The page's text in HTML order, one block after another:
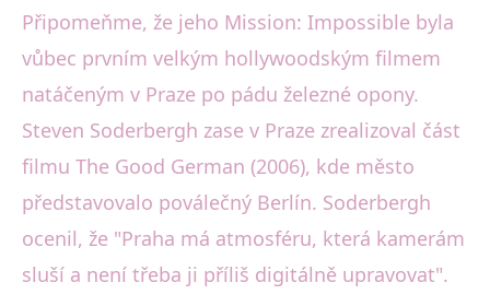
Připomeňme, že jeho Mission: Impossible byla
vůbec prvním velkým hollywoodským filmem
natáčeným v Praze po pádu železné opony.
Steven Soderbergh zase v Praze zrealizoval část
filmu The Good German (2006), kde město
představovalo poválečný Berlín. Soderbergh
ocenil, že "Praha má atmosféru, která kamerám
sluší a není třeba ji příliš digitálně upravovat".